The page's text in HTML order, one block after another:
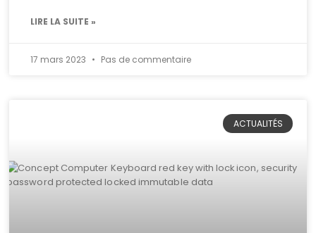
LIRE LA SUITE »
17 mars 2023 Pas de commentaire
ACTUALITÉS